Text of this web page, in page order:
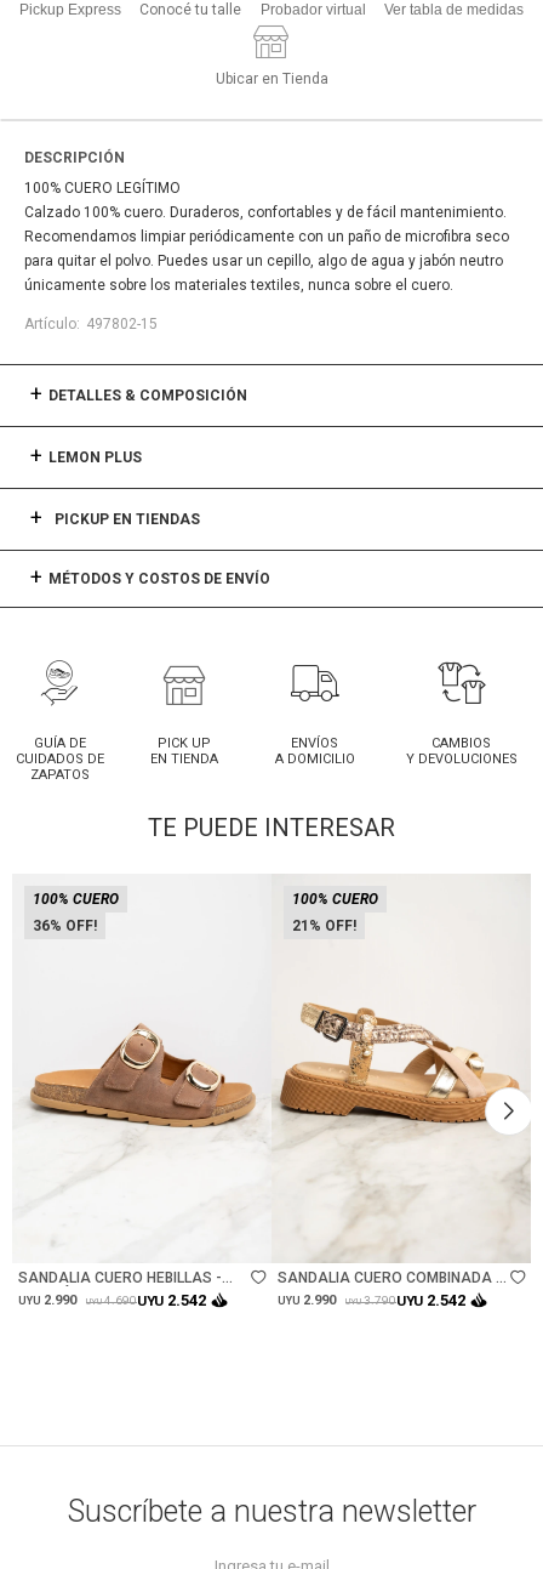
Pickup Express Conocé tu talle Probador virtual Ver tabla de medidas
Ubicar en Tienda
DESCRIPCIÓN
100% CUERO LEGÍTIMO
Calzado 100% cuero. Duraderos, confortables y de fácil mantenimiento.
Recomendamos limpiar periódicamente con un paño de microfibra seco
para quitar el polvo. Puedes usar un cepillo, algo de agua y jabón neutro
únicamente sobre los materiales textiles, nunca sobre el cuero.
497802-15
DETALLES & COMPOSICIÓN
LEMON PLUS
PICKUP EN TIENDAS
MÉTODOS Y COSTOS DE ENVÍO
GUÍA DE
CUIDADOS DE
ZAPATOS
PICK UP
EN TIENDA
ENVÍOS
A DOMICILIO
CAMBIOS
Y DEVOLUCIONES
TE PUEDE INTERESAR
36
100% CUERO
SANDALIA CUERO HEBILLAS -
MARRÓN
UYU 2.990 UYU 4.690UYU 2.542
21
100% CUERO
SANDALIA CUERO COMBINADA -
ROSA
UYU 2.990 UYU 3.790UYU 2.542
Suscríbete a nuestra newsletter